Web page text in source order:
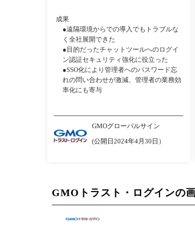
成果
●遠隔環境からでの導入でもトラブルな
く全社展開できた
●目的だったチャットツールへのログイ
ン認証セキュリティ強化に役立った
●SSO化により管理者へのパスワード忘
れの問い合わせが激減、管理者の業務効
率化にも寄与
GMOグローバルサイン
(公開日2024年4月30日）
GMOトラスト・ログインの